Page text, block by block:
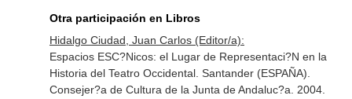
Otra participación en Libros
Hidalgo Ciudad, Juan Carlos (Editor/a):
Espacios ESC?Nicos: el Lugar de Representaci?N en la
Historia del Teatro Occidental. Santander (ESPAÑA).
Consejer?a de Cultura de la Junta de Andaluc?a. 2004.